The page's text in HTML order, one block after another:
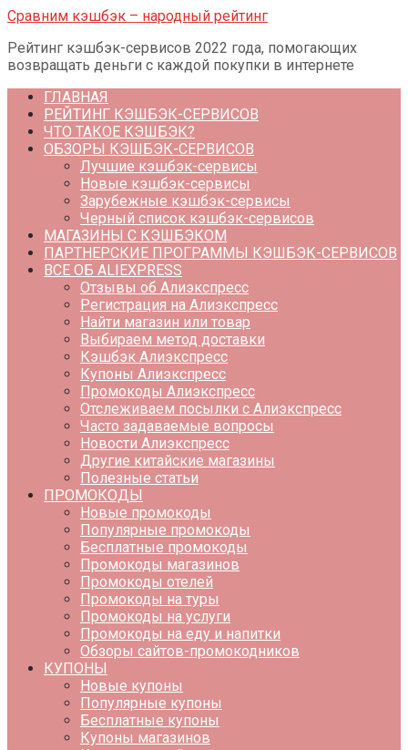
Перейти
контенту
Сравним кэшбэк – народный рейтинг
Рейтинг кэшбэк-сервисов 2022 года, помогающих
возвращать деньги с каждой покупки в интернете
ГЛАВНАЯ
РЕЙТИНГ КЭШБЭК-СЕРВИСОВ
ЧТО ТАКОЕ КЭШБЭК?
ОБЗОРЫ КЭШБЭК-СЕРВИСОВ
Лучшие кэшбэк-сервисы
Новые кэшбэк-сервисы
Зарубежные кэшбэк-сервисы
Черный список кэшбэк-сервисов
МАГАЗИНЫ С КЭШБЭКОМ
ПАРТНЕРСКИЕ ПРОГРАММЫ КЭШБЭК-СЕРВИСОВ
ВСЕ ОБ ALIEXPRESS
Отзывы об Алиэкспресс
Регистрация на Алиэкспресс
Найти магазин или товар
Выбираем метод доставки
Кэшбэк Алиэкспресс
Купоны Алиэкспресс
Промокоды Алиэкспресс
Отслеживаем посылки с Алиэкспресс
Часто задаваемые вопросы
Новости Алиэкспресс
Другие китайские магазины
Полезные статьи
ПРОМОКОДЫ
Новые промокоды
Популярные промокоды
Бесплатные промокоды
Промокоды магазинов
Промокоды отелей
Промокоды на туры
Промокоды на услуги
Промокоды на еду и напитки
Обзоры сайтов-промокодников
КУПОНЫ
Новые купоны
Популярные купоны
Бесплатные купоны
Купоны магазинов